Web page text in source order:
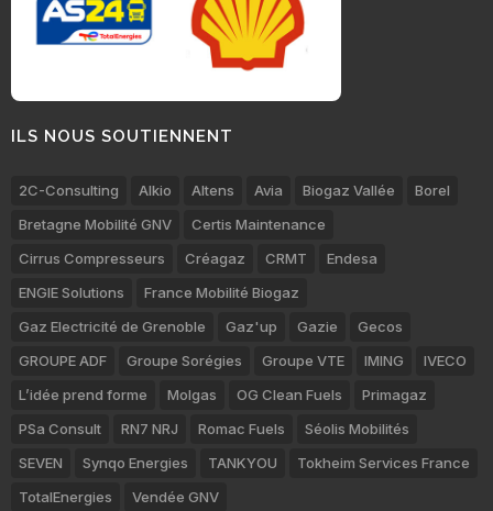
ILS NOUS SOUTIENNENT
2C-Consulting Alkio Altens Avia Biogaz Vallée
Borel
Bretagne Mobilité GNV
Certis Maintenance
Cirrus Compresseurs
Créagaz CRMT
Endesa
ENGIE Solutions
France Mobilité Biogaz
Gaz Electricité de Grenoble
Gaz'up Gazie
Gecos
GROUPE ADF
Groupe Sorégies Groupe VTE IMING
IVECO
L’idée prend forme
Molgas OG Clean Fuels
Primagaz
PSa Consult
RN7 NRJ Romac Fuels
Séolis Mobilités
SEVEN
Synqo Energies TANKYOU
Tokheim Services France
TotalEnergies
Vendée GNV